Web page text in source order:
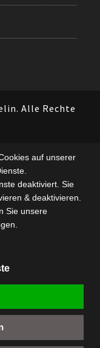
Alle Rechte
auf unserer
deaktiviert. Sie
& deaktivieren.
Sie unsere